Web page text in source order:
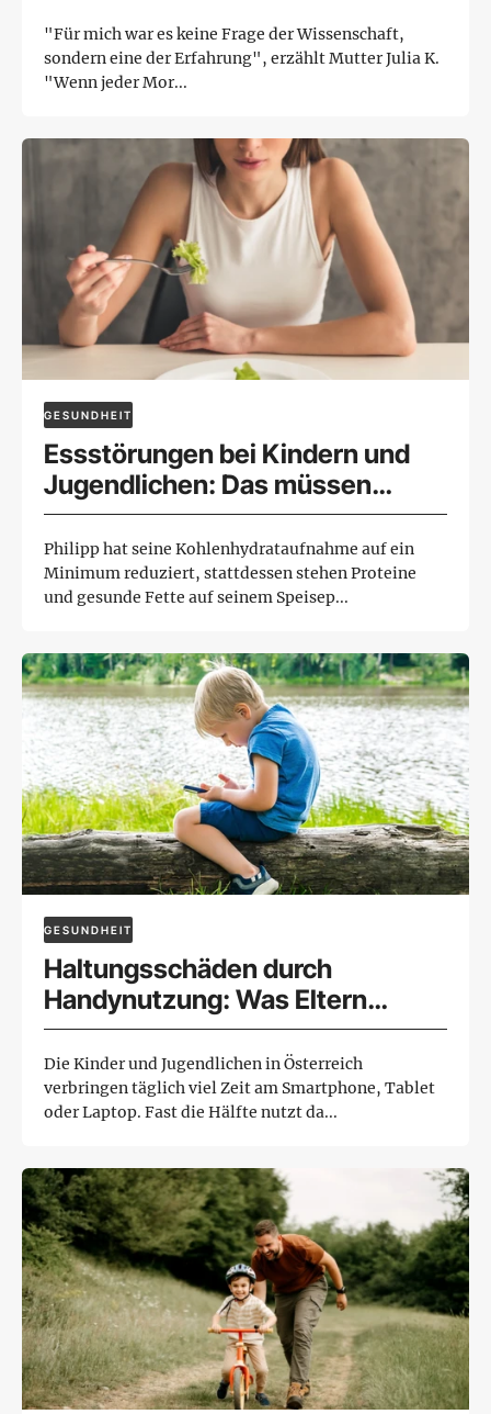
"Für mich war es keine Frage der Wissenschaft,
sondern eine der Erfahrung", erzählt Mutter Julia K.
"Wenn jeder Mor...
GESUNDHEIT
Essstörungen bei Kindern und
Jugendlichen: Das müssen
Eltern wissen!
Philipp hat seine Kohlenhydrataufnahme auf ein
Minimum reduziert, stattdessen stehen Proteine
und gesunde Fette auf seinem Speisep...
GESUNDHEIT
Haltungsschäden durch
Handynutzung: Was Eltern
wissen sollten
Die Kinder und Jugendlichen in Österreich
verbringen täglich viel Zeit am Smartphone, Tablet
oder Laptop. Fast die Hälfte nutzt da...